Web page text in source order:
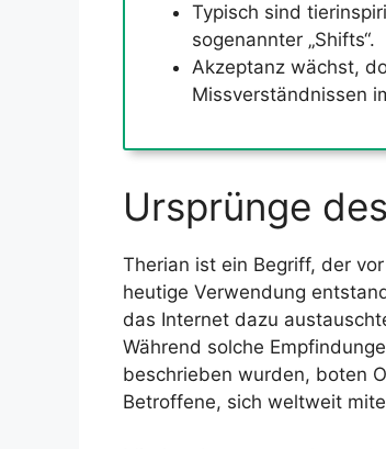
Typisch sind
sogenannter „Shifts“.
Akzeptanz wächst,
Missverständnissen
Ursprünge
Therian ist ein Begriff, der
heutige Verwendung
das Internet dazu
Während solche
beschrieben wurden, boten
Betroffene, sich weltweit